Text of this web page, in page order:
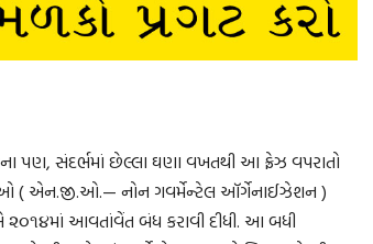
પણ, સંદર્ભમાં છેલ્લા ઘણા વખતથી આ ફ્રેઝ વપરાતો
( એન.જી.ઓ.— નોન ગવર્મેન્ટેલ ઑર્ગેનાઈઝેશન )
૨૦૧૪માં આવતાંવેંત બંધ કરાવી દીધી. આ બધી